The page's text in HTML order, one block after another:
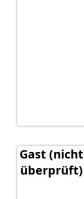
Gast (nicht
überprüft)